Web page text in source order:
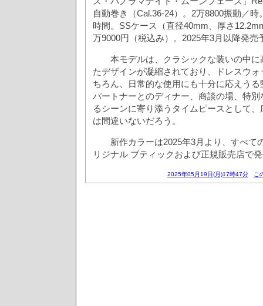
自動巻き（Cal.36-24）。2万8800振動／
時間。SSケース（直径40mm、厚さ
万9000円（税込み）。2025年3月以降発売
本モデルは、クラシックな装いの中に
たデザインが凝縮されており、ドレスウ
ちろん、日常的な使用にも十分に応えう
パートナーとのディナー、商談の場、特
るシーンに寄り添うタイムピースとして
は間違いないだろう。
新作カラーは2025年3月より、すべて
リジナル ブティックおよび正規販売店で
2025年05月19日(月)17時47分 こ